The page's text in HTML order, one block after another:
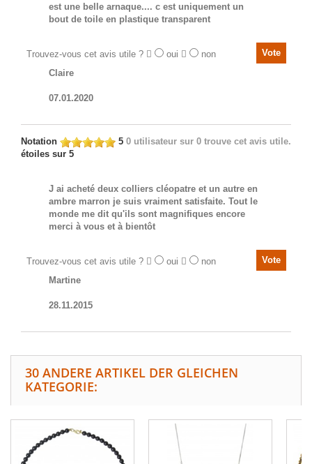
est une belle arnaque.... c est uniquement un
bout de toile en plastique transparent
Trouvez-vous cet avis utile ? oui
non
Claire
07.01.2020
0 utilisateur sur 0 trouve cet avis utile.
Notation
5
étoiles sur 5
J ai acheté deux colliers cléopatre et un autre en
ambre marron je suis vraiment satisfaite. Tout le
monde me dit qu'ils sont magnifiques encore
merci à vous et à bientôt
Trouvez-vous cet avis utile ? oui
non
Martine
28.11.2015
30 ANDERE ARTIKEL DER GLEICHEN
KATEGORIE: